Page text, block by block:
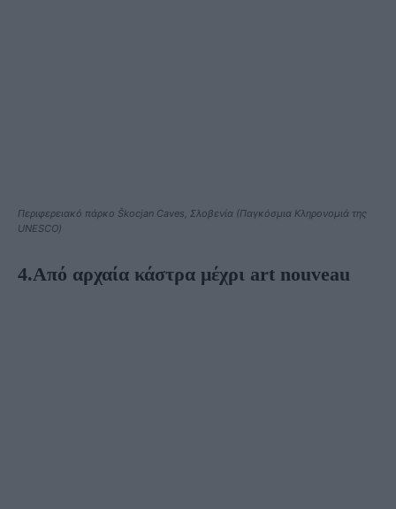
Περιφερειακό πάρκο Škocjan Caves, Σλοβενία ​​(Παγκόσμια Κληρονομιά της
UNESCO)
4.Από αρχαία κάστρα μέχρι art nouveau